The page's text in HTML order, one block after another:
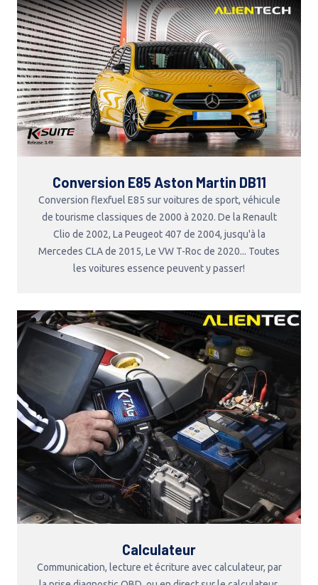
Conversion E85 Aston Martin DB11
Conversion flexfuel E85 sur voitures de sport, véhicule
de tourisme classiques de 2000 à 2020. De la Renault
Clio de 2002, La Peugeot 407 de 2004, jusqu'à la
Mercedes CLA de 2015, Le VW T-Roc de 2020... Toutes
les voitures essence peuvent y passer!
Calculateur
Communication, lecture et écriture avec calculateur, par